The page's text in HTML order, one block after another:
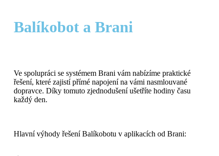
Balíkobot a Brani
Ve spolupráci se systémem Brani vám nabízíme praktické
řešení, které zajistí přímé napojení na vámi nasmlouvané
dopravce. Díky tomuto zjednodušení ušetříte hodiny času
každý den.
Hlavní výhody řešení Balíkobotu v aplikacích od Brani: